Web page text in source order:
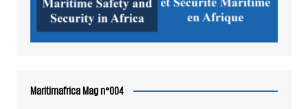
Maritimafrica Mag n°004